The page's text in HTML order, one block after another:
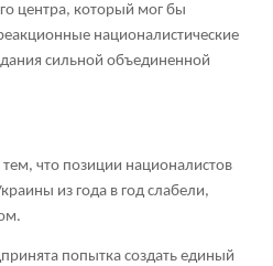
центра, который мог бы
националистические
сильной объединенной
что позиции националистов
из года в год слабели,
попытка создать единый